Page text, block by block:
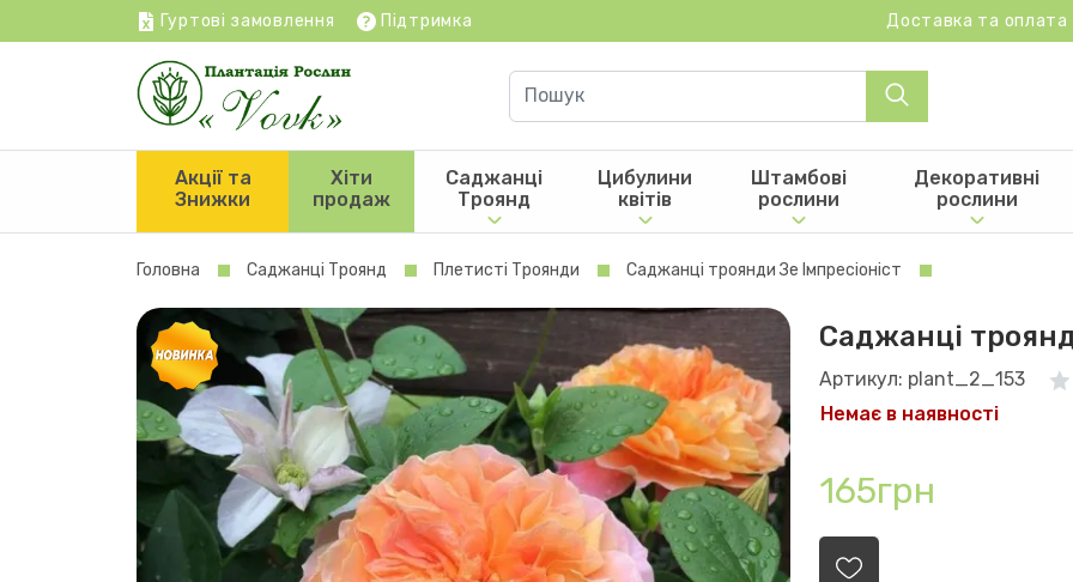
Гуртові замовлення Підтримка Доставка та оплата
Акції та
Знижки
Хіти
продаж
Саджанці
Троянд
Цибулини
квітів
Штамбові
рослини
Декоративні
рослини
Головна Саджанці Троянд Плетисті Троянди Саджанці троянди Зе Імпресіоніст
Саджанці
Артикул: plant_2_153
Немає в наявності
165грн